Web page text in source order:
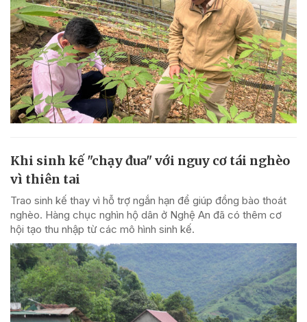
Khi sinh kế "chạy đua" với nguy cơ tái nghèo
vì thiên tai
Trao sinh kế thay vì hỗ trợ ngắn hạn để giúp đồng bào thoát
nghèo. Hàng chục nghìn hộ dân ở Nghệ An đã có thêm cơ
hội tạo thu nhập từ các mô hình sinh kế.